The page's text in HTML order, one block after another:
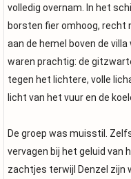
volledig overnam. In het
borsten fier omhoog, recht
aan de hemel boven de
waren prachtig: de
tegen het lichtere, volle
licht van het vuur en de
De groep was muisstil.
vervagen bij het geluid van
zachtjes terwijl Denzel zijn